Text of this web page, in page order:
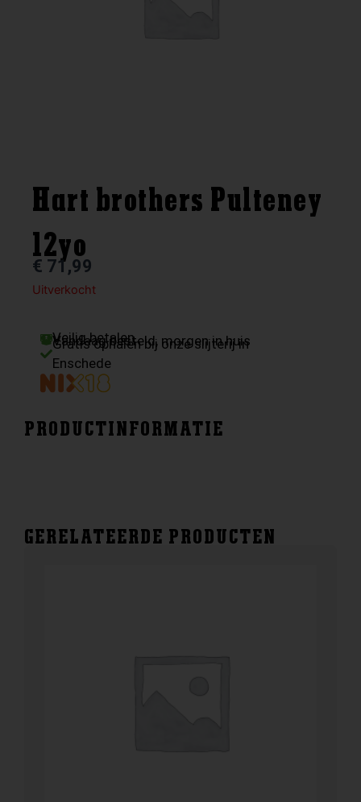
Hart brothers Pulteney
12yo
€ 71,99
Uitverkocht
Veilig betalen
Vandaag besteld, morgen in huis
Gratis ophalen bij onze slijterij in
Enschede
PRODUCTINFORMATIE
GERELATEERDE PRODUCTEN